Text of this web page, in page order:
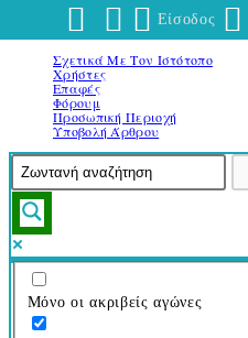
Μετάβαση
περιεχόμενο
Σχετικά Με Τον Ιστότοπο
Χρήστες
Επαφές
Φόρουμ
Προσωπική Περιοχή
Υποβολή Άρθρου
Μόνο οι ακριβείς αγώνες
Είσοδος